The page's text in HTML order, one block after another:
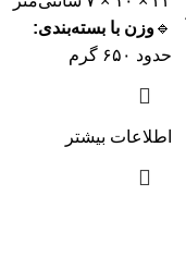
🔹وزن با بسته‌بندی:
حدود ۶۵۰ گرم
اطلاعات بیشتر